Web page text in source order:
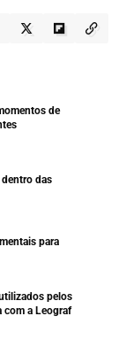
de
das
para
pelos
com a Leograf